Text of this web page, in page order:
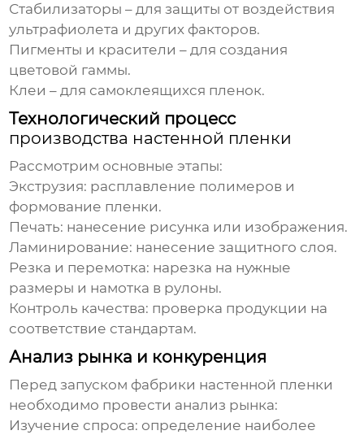
Стабилизаторы – для защиты от воздействия
ультрафиолета и других факторов.
Пигменты и красители – для создания
цветовой гаммы.
Клеи – для самоклеящихся пленок.
Технологический процесс
производства настенной пленки
Рассмотрим основные этапы:
Экструзия: расплавление полимеров и
формование пленки.
Печать: нанесение рисунка или изображения.
Ламинирование: нанесение защитного слоя.
Резка и перемотка: нарезка на нужные
размеры и намотка в рулоны.
Контроль качества: проверка продукции на
соответствие стандартам.
Анализ рынка и конкуренция
Перед запуском фабрики настенной пленки
необходимо провести анализ рынка:
Изучение спроса: определение наиболее